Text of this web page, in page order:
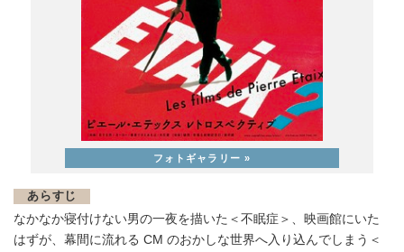
あらすじ
なかなか寝付けない男の一夜を描いた＜不眠症＞、映画館にいた
はずが、幕間に流れる CM のおかしな世界へ入り込んでしまう＜